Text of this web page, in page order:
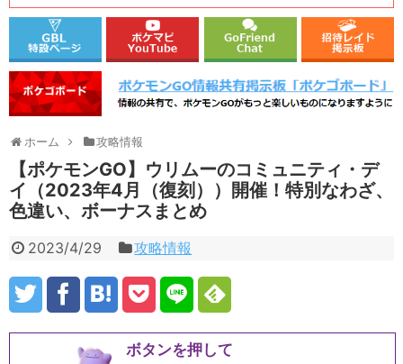
ホーム 攻略情報
【ポケモンGO】ウリムーのコミュニティ・デ
イ（2023年4月（復刻））開催！特別なわざ、
色違い、ボーナスまとめ
2023/4/29 攻略情報
ボタンを押して